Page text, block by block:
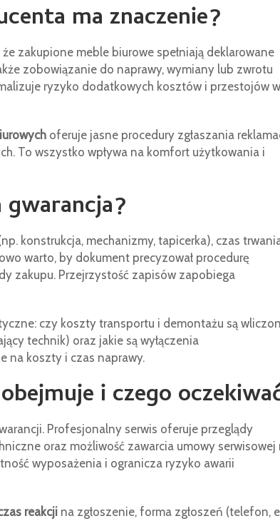
ma znaczenie?
zakupione meble biurowe spełniają deklarowane
zobowiązanie do naprawy, wymiany lub zwrotu
ryzyko dodatkowych kosztów i przestojów w
oferuje jasne procedury zgłaszania
To wszystko wpływa na komfort użytkowania i
konstrukcja, mechanizmy, tapicerka), czas
warto, by dokument precyzował procedurę
zakupu. Przejrzystość zapisów zapobiega
czy koszty transportu i demontażu są
technik) oraz jakie są wyłączenia
na koszty i czas naprawy.
i czego
Profesjonalny serwis oferuje przeglądy
oraz możliwość zawarcia umowy serwisowej
wyposażenia i ogranicza ryzyko awarii
reakcji na zgłoszenie, forma zgłoszeń (telefon,